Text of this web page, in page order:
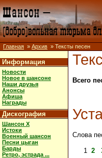
Главная » Архив » Тексты песен
Информация
Новости
Новое в шансоне
Наши друзья
Анонсы
Афиша
Награды
Дискография
Шансон X
Истоки
Военный шансон
Песни цыган
Барды
Ретро, эстрада ...
Всего
Слова
1 2